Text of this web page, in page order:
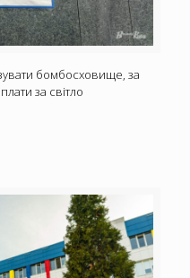
бомбосховище, за
за світло